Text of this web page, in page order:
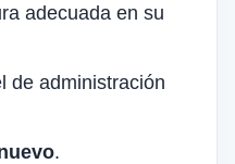
adecuada en su
de administración
.